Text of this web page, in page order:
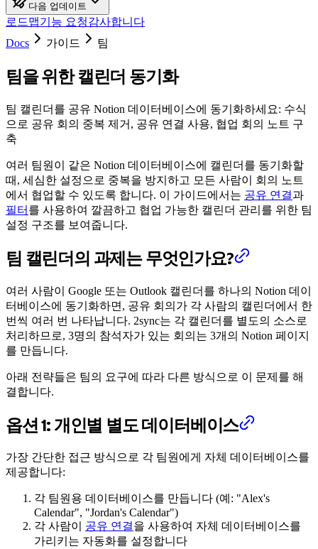
다음 업데이트
로드맵기능 요청감사합니다
Docs
가이드 팀
팀을 위한 캘린더 동기화
팀 캘린더를 공유 Notion 데이터베이스에 동기화하세요: 수식
으로 공유 회의 중복 제거, 공유 연결 사용, 협업 회의 노트 구
축
여러 팀원이 같은 Notion 데이터베이스에 캘린더를 동기화할
때, 세심한 설정으로 중복을 방지하고 모든 사람이 회의 노트
에서 협업할 수 있도록 합니다. 이 가이드에서는 공유 연결과
필터 를 사용하여 깔끔하고 협업 가능한 캘린더 관리를 위한 팀
설정 구조를 보여줍니다.
팀 캘린더의 과제는 무엇인가요?
여러 사람이 Google 또는 Outlook 캘린더를 하나의 Notion 데이
터베이스에 동기화하면, 공유 회의가 각 사람의 캘린더에서 한
번씩 여러 번 나타납니다. 2sync는 각 캘린더를 별도의 소스로
처리하므로, 3명의 참석자가 있는 회의는 3개의 Notion 페이지
를 만듭니다.
아래 전략들은 팀의 요구에 따라 다른 방식으로 이 문제를 해
결합니다.
옵션 1: 개인별 별도 데이터베이스
가장 간단한 접근 방식으로 각 팀원에게 자체 데이터베이스를
제공합니다:
각 팀원용 데이터베이스를 만듭니다 (예: "Alex's
Calendar", "Jordan's Calendar")
각 사람이 공유 연결을 사용하여 자체 데이터베이스를
가리키는 자동화를 설정합니다